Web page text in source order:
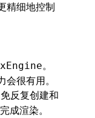
精细地控制
。
很有用。
反复创建和
成渲染。